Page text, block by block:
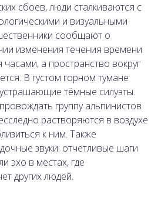
сбоев, люди сталкиваются с
и визуальными
сообщают о
изменения течения времени
а пространство вокруг
В густом горном тумане
тёмные силуэты.
группу альпинистов
растворяются в воздухе
к ним. Также
звуки: отчетливые шаги
эхо в местах, где
других людей.